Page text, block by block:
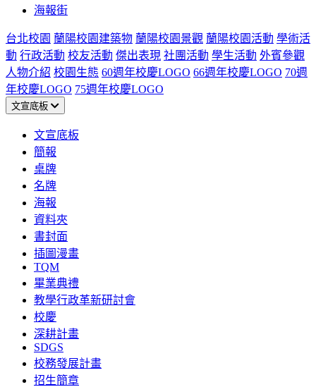
海報街
台北校園 蘭陽校園建築物 蘭陽校園景觀 蘭陽校園活動 學術活
動 行政活動 校友活動 傑出表現 社團活動 學生活動 外賓參觀
人物介紹 校園生態 60週年校慶LOGO 66週年校慶LOGO 70週
年校慶LOGO 75週年校慶LOGO
文宣底板
文宣底板
簡報
桌牌
名牌
海報
資料夾
書封面
插圖漫畫
TQM
畢業典禮
教學行政革新研討會
校慶
深耕計畫
SDGS
校務發展計畫
招生簡章